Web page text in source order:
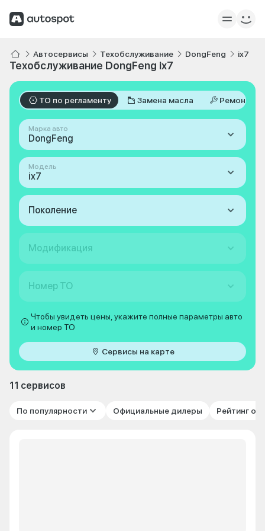
Автосервисы Техобслуживание DongFeng ix7
Техобслуживание DongFeng ix7
ТО по регламенту Замена масла Ремонт
Марка авто
DongFeng
Модель
ix7
Поколение
Модификация
Номер ТО
Чтобы увидеть цены, укажите полные параметры авто
и номер ТО
Сервисы на карте
11 сервисов
По популярности Официальные дилеры Рейтинг